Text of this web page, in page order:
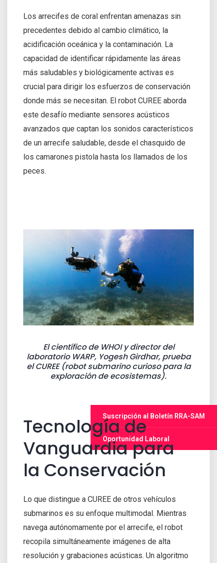
Los arrecifes de coral enfrentan amenazas sin
precedentes debido al cambio climático, la
acidificación oceánica y la contaminación. La
capacidad de identificar rápidamente las áreas
más saludables y biológicamente activas es
crucial para dirigir los esfuerzos de conservación
donde más se necesitan. El robot CUREE aborda
este desafío mediante sensores acústicos
avanzados que captan los sonidos característicos
de un arrecife saludable, desde el chasquido de
los camarones pistola hasta los llamados de los
peces.
El científico de WHOI y director del
laboratorio WARP, Yogesh Girdhar, prueba
el CUREE (robot submarino curioso para la
exploración de ecosistemas).
Tecnología de
Vanguardia para
la Conservación
Lo que distingue a CUREE de otros vehículos
submarinos es su enfoque multimodal. Mientras
navega autónomamente por el arrecife, el robot
recopila simultáneamente imágenes de alta
resolución y grabaciones acústicas. Un algoritmo
Suscripción al Boletín RRA-SAM
Oportunidad Laboral